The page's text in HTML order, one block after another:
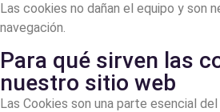
Las cookies no dañan el equipo y son
navegación.
Para qué sirven las
nuestro sitio web
Las Cookies son una parte esencial